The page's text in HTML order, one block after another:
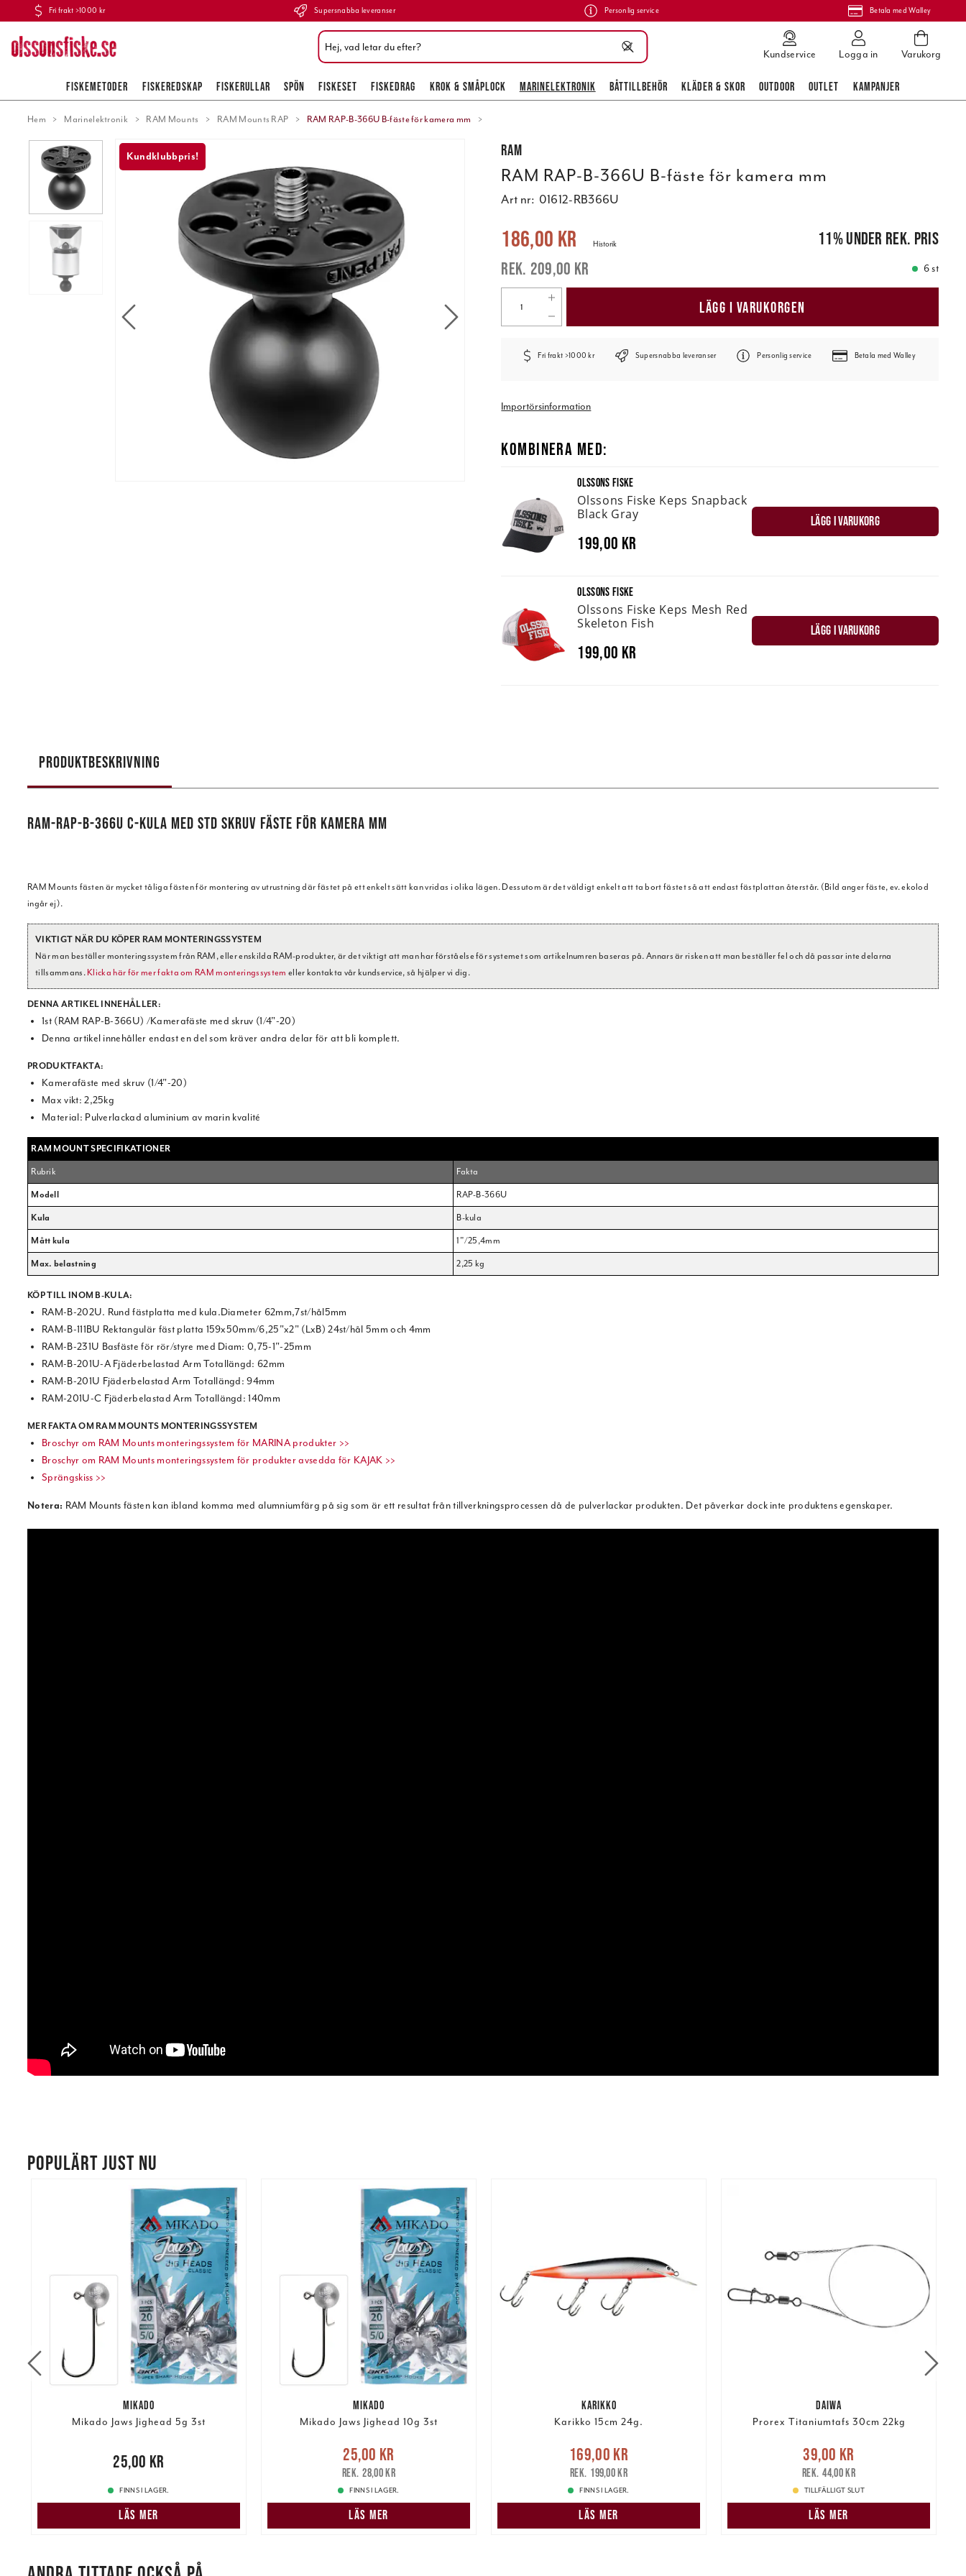
Fri frakt >1000 kr Supersnabba leveranser Personlig service Betala med Walley
Kundservice Logga in Varukorg
FISKEMETODER FISKEREDSKAP FISKERULLAR SPÖN FISKESET FISKEDRAG KROK & SMÅPLOCK MARINELEKTRONIK BÅTTILLBEHÖR KLÄDER & SKOR OUTDOOR OUTLET KAMPANJER
Hem Marinelektronik RAM Mounts RAM Mounts RAP RAM RAP-B-366U B-fäste för kamera mm
Kundklubbpris! RAM
RAM RAP-B-366U B-fäste för kamera mm
Art nr: 01612-RB366U
Nuvarande pris:186,00 kr
186,00 kr
209,00 kr
Historik 11%under rek. pris
6 st
LÄGG I VARUKORGEN
Fri frakt >1000 kr Supersnabba leveranser Personlig service Betala med Walley
Importörsinformation
KOMBINERA MED:
OLSSONS FISKE
Olssons Fiske Keps Snapback
Black Gray
199,00 kr
LÄGG I VARUKORG
OLSSONS FISKE
Olssons Fiske Keps Mesh Red
Skeleton Fish
199,00 kr
LÄGG I VARUKORG
PRODUKTBESKRIVNING
RAM-RAP-B-366U C-KULA MED STD SKRUV FÄSTE FÖR KAMERA MM
RAM Mounts fästen är mycket tåliga fästen för montering av utrustning där fästet på ett enkelt sätt kan vridas i olika lägen. Dessutom är det väldigt enkelt att ta bort fästet så att endast fästplattan återstår. (Bild anger fäste, ev. ekolod
ingår ej).
VIKTIGT NÄR DU KÖPER RAM MONTERINGSSYSTEM
När man beställer monteringssystem från RAM, eller enskilda RAM-produkter, är det viktigt att man har förståelse för systemet som artikelnumren baseras på. Annars är risken att man beställer fel och då passar inte delarna
tillsammans.Klicka här för mer fakta om RAM monteringssystem eller kontakta vår kundservice, så hjälper vi dig.
DENNA ARTIKEL INNEHÅLLER:
1st (RAM RAP-B-366U) /Kamerafäste med skruv (1/4"-20)
Denna artikel innehåller endast en del som kräver andra delar för att bli komplett.
PRODUKTFAKTA:
Kamerafäste med skruv (1/4"-20)
Max vikt: 2,25kg
Material: Pulverlackad aluminium av marin kvalité
RAM MOUNT SPECIFIKATIONER
Rubrik
Fakta
Modell
RAP-B-366U
Kula
B-kula
Mått kula
1"/25,4mm
Max. belastning
2,25 kg
KÖP TILL INOM B-KULA:
RAM-B-202U. Rund fästplatta med kula.Diameter 62mm,7st/hål5mm
RAM-B-111BU Rektangulär fäst platta 159x50mm/6,25"x2" (LxB) 24st/hål 5mm och 4mm
RAM-B-231U Basfäste för rör/styre med Diam: 0,75-1"-25mm
RAM-B-201U-A Fjäderbelastad Arm Totallängd: 62mm
RAM-B-201U Fjäderbelastad Arm Totallängd: 94mm
RAM-201U-C Fjäderbelastad Arm Totallängd: 140mm
MER FAKTA OM RAM MOUNTS MONTERINGSSYSTEM
Broschyr om RAM Mounts monteringssystem för MARINA produkter >>
Broschyr om RAM Mounts monteringssystem för produkter avsedda för KAJAK >>
Sprängskiss >>
Notera: RAM Mounts fästen kan ibland komma med alumniumfärg på sig som är ett resultat från tillverkningsprocessen då de pulverlackar produkten. Det påverkar dock inte produktens egenskaper.
POPULÄRT JUST NU
MIKADO
Mikado Jaws Jighead 5g 3st
25,00 kr25,00 kr
FINNS I LAGER.
LÄS MER
MIKADO
Mikado Jaws Jighead 10g 3st
Nuvarande pris :25,00 kr
pris: 28,00 kr
25,00 kr
28,00 kr
FINNS I LAGER.
LÄS MER
KARIKKO
Karikko 15cm 24g.
Nuvarande pris
Tidigare pris
169,00 kr
199,00 kr
FINNS I LAGER.
LÄS MER
DAIWA
Prorex Titaniumtafs 30cm 22kg
Nuvarande pris :39,00 kr
pris: 44,00 kr
39,00 kr
44,00 kr
TILLFÄLLIGT SLUT
LÄS MER